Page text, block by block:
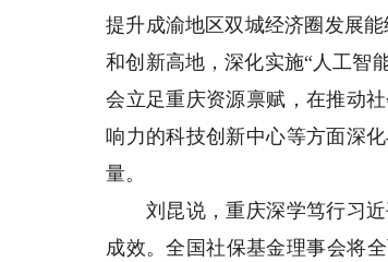
提升成渝地区双城经济圈发展
和创新高地，深化实施“人工智
会立足重庆资源禀赋，在推动
响力的科技创新中心等方面深
量。
刘昆说，重庆深学笃行习近
成效。全国社保基金理事会将